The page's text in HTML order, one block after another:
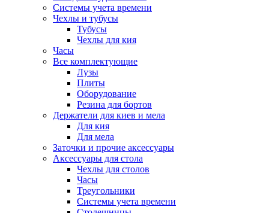
Системы учета времени
Чехлы и тубусы
Тубусы
Чехлы для кия
Часы
Все комплектующие
Лузы
Плиты
Оборудование
Резина для бортов
Держатели для киев и мела
Для кия
Для мела
Заточки и прочие аксессуары
Аксессуары для стола
Чехлы для столов
Часы
Треугольники
Системы учета времени